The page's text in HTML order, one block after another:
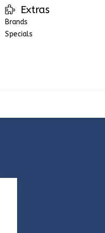
Extras
Brands
Specials